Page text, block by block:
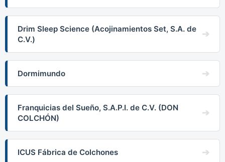
Drim Sleep Science (Acojinamientos Set, S.A. de
C.V.)
Dormimundo
Franquicias del Sueño, S.A.P.I. de C.V. (DON
COLCHÓN)
ICUS Fábrica de Colchones